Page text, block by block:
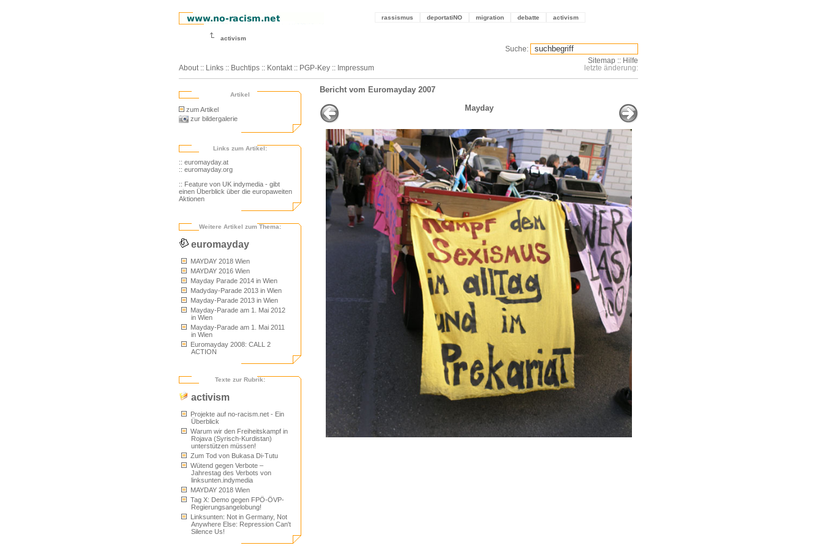
rassismus deportatiNO migration debatte activism
activism
About :: Links :: Buchtips :: Kontakt :: PGP-Key :: Impressum
Suche:
Sitemap :: Hilfe
letzte änderung:
Artikel
zum Artikel
zur bildergalerie
Links zum Artikel:
:: euromayday.at
:: euromayday.org
:: Feature von UK indymedia - gibt
einen Überblick über die europaweiten
Aktionen
Weitere Artikel zum Thema:
euromayday
MAYDAY 2018 Wien
MAYDAY 2016 Wien
Mayday Parade 2014 in Wien
Madyday-Parade 2013 in Wien
Mayday-Parade 2013 in Wien
Mayday-Parade am 1. Mai 2012
in Wien
Mayday-Parade am 1. Mai 2011
in Wien
Euromayday 2008: CALL 2
ACTION
Texte zur Rubrik:
activism
Projekte auf no-racism.net - Ein
Überblick
Warum wir den Freiheitskampf in
Rojava (Syrisch-Kurdistan)
unterstützen müssen!
Zum Tod von Bukasa Di-Tutu
Wütend gegen Verbote –
Jahrestag des Verbots von
linksunten.indymedia
MAYDAY 2018 Wien
Tag X: Demo gegen FPÖ-ÖVP-
Regierungsangelobung!
Linksunten: Not in Germany, Not
Anywhere Else: Repression Can't
Silence Us!
Bericht vom Euromayday 2007
Mayday